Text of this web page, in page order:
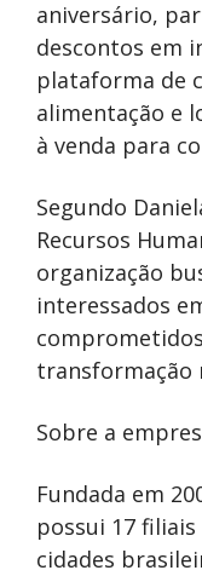
aniversário,
descontos em
plataforma de
alimentação e
à venda para
Segundo
Recursos
organização
interessados
transformação
Sobre a
Fundada em
possui 17
cidades